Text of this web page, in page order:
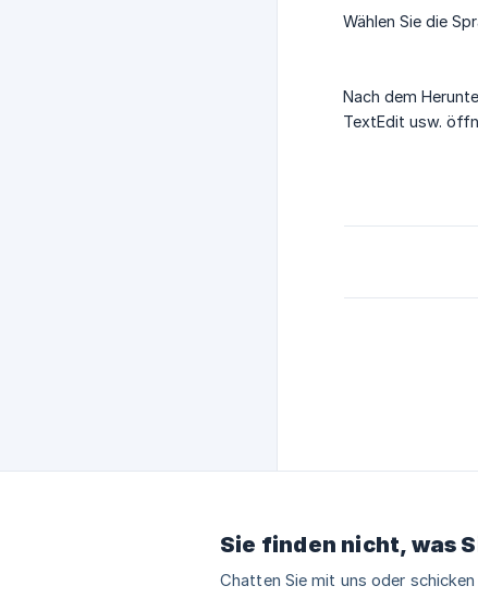
Wählen Sie die
Nach dem
TextEdit usw.
Sie finden nicht, was
Chatten Sie mit uns oder schicken